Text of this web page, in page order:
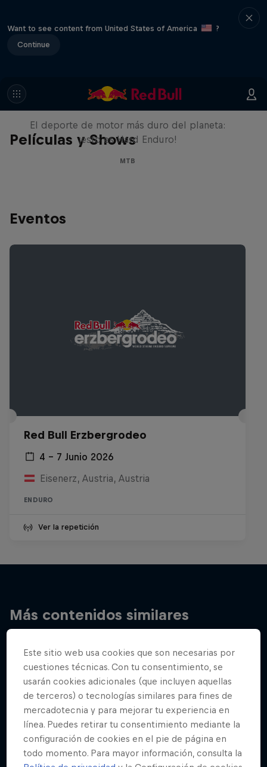
Want to see content from United States of America
?
Continue
Películas y Shows
Hard Enduro 2025: ¿La
temporada más difícil?
El deporte de motor más duro del planeta:
¡esto es Hard Enduro!
MTB
Eventos
Red Bull Erzbergrodeo
4 – 7 Junio 2026
Eisenerz, Austria, Austria
ENDURO
Ver la repetición
Más contenidos similares
Este sitio web usa cookies que son necesarias por
cuestiones técnicas. Con tu consentimiento, se
usarán cookies adicionales (que incluyen aquellas
de terceros) o tecnologías similares para fines de
mercadotecnia y para mejorar tu experiencia en
línea. Puedes retirar tu consentimiento mediante la
configuración de cookies en el pie de página en
todo momento. Para mayor información, consulta la